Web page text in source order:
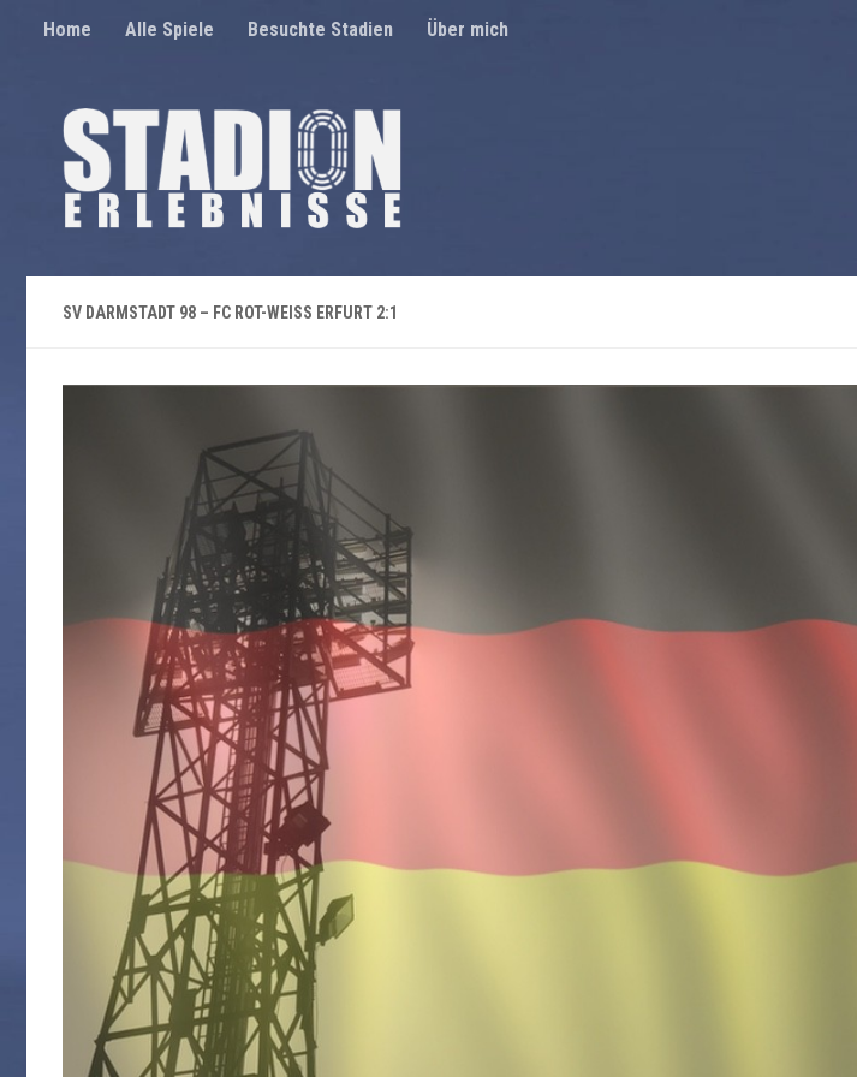
Unter dem Inhalt
Home Alle Spiele Besuchte Stadien Über mich
SV DARMSTADT 98 – FC ROT-WEISS ERFURT 2:1